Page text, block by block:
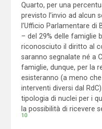
Quarto, per una
previsto l’invio ad alcun
l’Ufficio Parlamentare di
– del 29% delle famiglie
riconosciuto il diritto al
saranno segnalate né a
famiglie, dunque, per la
esisteranno (a meno
interventi diversi dal
tipologia di nuclei per i
la possibilità di ricevere
10